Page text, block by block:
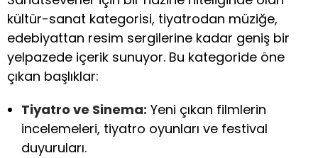
kültür-sanat kategorisi, tiyatrodan müziğe,
edebiyattan resim sergilerine kadar geniş bir
yelpazede içerik sunuyor. Bu kategoride öne
çıkan başlıklar:
Tiyatro ve Sinema: Yeni çıkan filmlerin
incelemeleri, tiyatro oyunları ve festival
duyuruları.